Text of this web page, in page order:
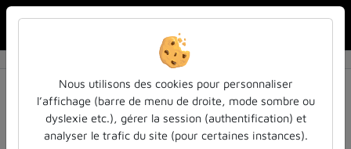
0 vidéo trouvée
Audio Vidéo Statistiques de vues
Direction de tri
Nous utilisons des cookies pour personnaliser
l’affichage (barre de menu de droite, mode sombre ou
dyslexie etc.), gérer la session (authentification) et
analyser le trafic du site (pour certaines instances).